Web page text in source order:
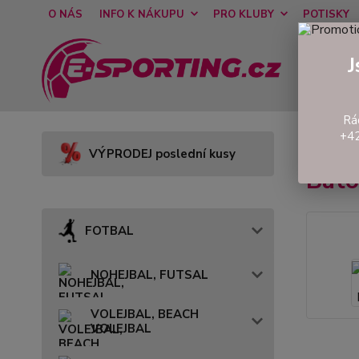
O NÁS INFO K NÁKUPU PRO KLUBY POTISKY
VÝPRODEJ poslední kusy
FOTBAL
NOHEJBAL, FUTSAL
VOLEJBAL, BEACH
VOLEJBAL